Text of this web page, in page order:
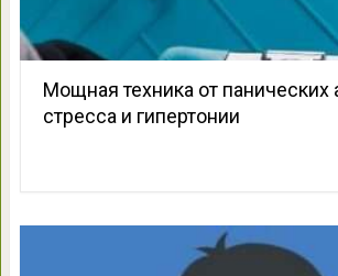
Мощная техника от панических
стресса и гипертонии